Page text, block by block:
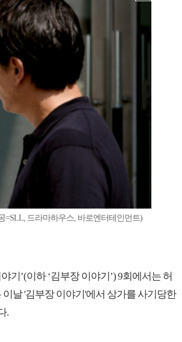
=SLL, 드라마하우스, 바로엔터테인먼트)
기’(이하 ‘김부장 이야기’) 9회에서는 허
날 '김부장 이야기'에서 상가를 사기당한
.